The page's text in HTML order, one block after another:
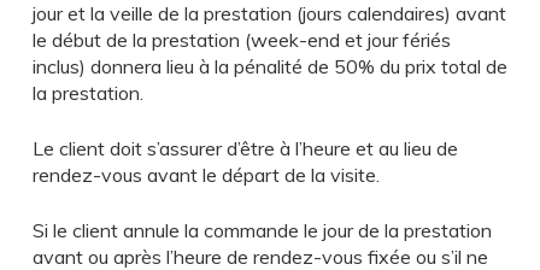
jour et la veille de la prestation (jours calendaires) avant
le début de la prestation (week-end et jour fériés
inclus) donnera lieu à la pénalité de 50% du prix total de
la prestation.
Le client doit s’assurer d’être à l’heure et au lieu de
rendez-vous avant le départ de la visite.
Si le client annule la commande le jour de la prestation
avant ou après l’heure de rendez-vous fixée ou s’il ne